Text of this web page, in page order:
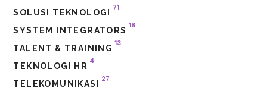
SOLUSI TEKNOLOGI
71
SYSTEM INTEGRATORS
18
TALENT & TRAINING
13
TEKNOLOGI HR
4
TELEKOMUNIKASI
27